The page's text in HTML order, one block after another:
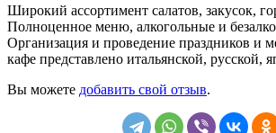
Широкий ассортимент салатов, закусок,
Полноценное меню, алкогольные и
Организация и проведение праздников и
кафе представлено итальянской, русской,
Вы можете добавить свой отзыв.